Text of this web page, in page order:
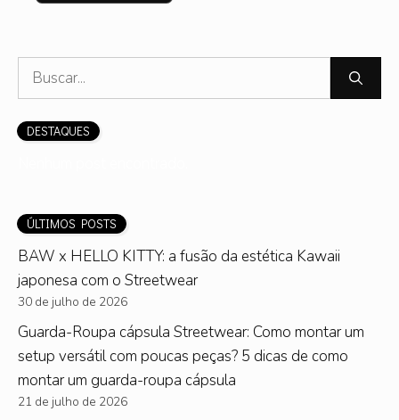
Pesquisar
DESTAQUES
ÚLTIMOS POSTS
BAW x HELLO KITTY: a fusão da estética Kawaii
japonesa com o Streetwear
30 de julho de 2026
Guarda-Roupa cápsula Streetwear: Como montar um
setup versátil com poucas peças? 5 dicas de como
montar um guarda-roupa cápsula
21 de julho de 2026